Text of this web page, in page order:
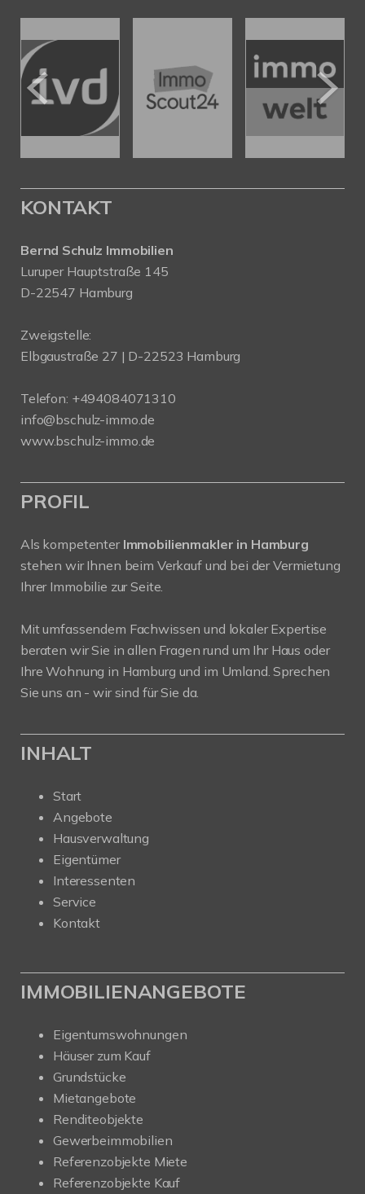
KONTAKT
Bernd Schulz Immobilien
Luruper Hauptstraße 145
D-22547 Hamburg
Zweigstelle:
Elbgaustraße 27 | D-22523 Hamburg
Telefon: +494084071310
info@bschulz-immo.de
www.bschulz-immo.de
PROFIL
Als kompetenter Immobilienmakler in Hamburg
stehen wir Ihnen beim Verkauf und bei der Vermietung
Ihrer Immobilie zur Seite.
Mit umfassendem Fachwissen und lokaler Expertise
beraten wir Sie in allen Fragen rund um Ihr Haus oder
Ihre Wohnung in Hamburg und im Umland. Sprechen
Sie uns an - wir sind für Sie da.
INHALT
Start
Angebote
Hausverwaltung
Eigentümer
Interessenten
Service
Kontakt
IMMOBILIENANGEBOTE
Eigentumswohnungen
Häuser zum Kauf
Grundstücke
Mietangebote
Renditeobjekte
Gewerbeimmobilien
Referenzobjekte Miete
Referenzobjekte Kauf